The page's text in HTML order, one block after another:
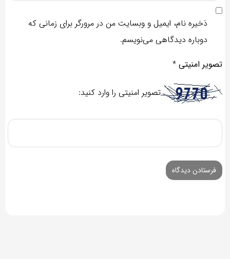
ذخیره نام، ایمیل و وبسایت من در مرورگر برای زمانی که
دوباره دیدگاهی می‌نویسم.
تصویر امنیتی *
تصویر امنیتی را وارد کنید: